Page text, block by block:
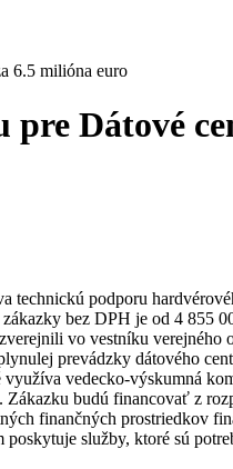
6.5 milióna euro
Dátové
technickú podporu
bez DPH je od 4 855
vo vestníku verejného
prevádzky dátového
vedecko-výskumná
budú financovať z
finančných prostriedkov
služby, ktoré sú